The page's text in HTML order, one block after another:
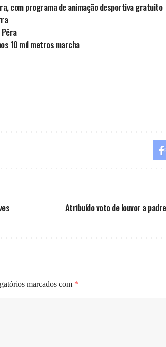
com programa de animação desportiva gratuito
10 mil metros marcha
Atribuído voto de louvor a
marcados com *